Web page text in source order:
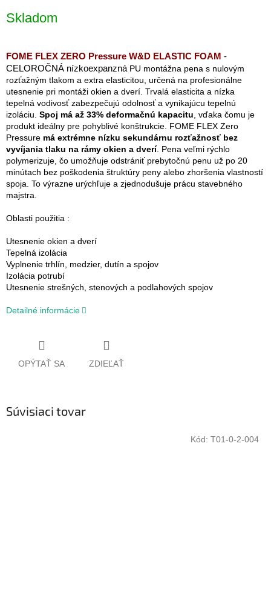
Skladom
FOME FLEX ZERO Pressure W&D ELASTIC FOAM -
CELOROČNÁ nízkoexpanzná PU montážna pena s nulovým
rozťažným tlakom a extra elasticitou, určená na profesionálne
utesnenie pri montáži okien a dverí. Trvalá elasticita a nízka
tepelná vodivosť zabezpečujú odolnosť a vynikajúcu tepelnú
izoláciu. Spoj má až 33% deformačnú kapacitu, vďaka čomu je
produkt ideálny pre pohyblivé konštrukcie. FOME FLEX Zero
Pressure má extrémne nízku sekundárnu rozťažnosť bez
vyvíjania tlaku na rámy okien a dverí. Pena veľmi rýchlo
polymerizuje, čo umožňuje odstrániť prebytočnú penu už po 20
minútach bez poškodenia štruktúry peny alebo zhoršenia vlastností
spoja. To výrazne urýchľuje a zjednodušuje prácu stavebného
majstra.
Oblasti použitia :
Utesnenie okien a dverí
Tepelná izolácia
Vyplnenie trhlín, medzier, dutín a spojov
Izolácia potrubí
Utesnenie strešných, stenových a podlahových spojov
Detailné informácie
OPÝTAŤ SA ZDIEĽAŤ
Súvisiaci tovar
Kód: T01-0-2-004